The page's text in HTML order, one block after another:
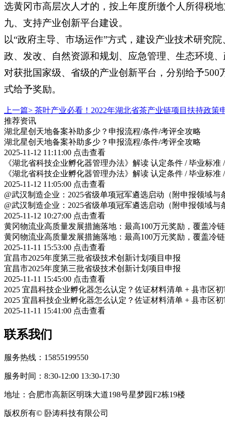
选黄冈市高层次人才的，按上年度所缴个人所得税
九、支持产业创新平台建设。
以“政府主导、市场运作”方式，建设产业技术研究
政、发改、自然资源和规划、应急管理、生态环境
对获批国家级、省级的产业创新平台，分别给予
式给予奖励。
上一篇> 茶叶产业必看！2022年湖北省茶产业链项目扶持政策
推荐资讯
湖北星创天地备案补助多少？申报流程/条件/考评全攻略
湖北星创天地备案补助多少？申报流程/条件/考评全攻略
2025-11-12 11:11:00 点击查看
《湖北省科技企业孵化器管理办法》解读 认定条件 / 毕业标准
《湖北省科技企业孵化器管理办法》解读 认定条件 / 毕业标准
2025-11-12 11:05:00 点击查看
@武汉制造企业：2025省级单项冠军遴选启动（附申报领域与
@武汉制造企业：2025省级单项冠军遴选启动（附申报领域与
2025-11-12 10:27:00 点击查看
黄冈物流业高质量发展措施落地：最高100万元奖励，覆盖冷
黄冈物流业高质量发展措施落地：最高100万元奖励，覆盖冷
2025-11-11 15:53:00 点击查看
宜昌市2025年度第三批省级技术创新计划项目申报
宜昌市2025年度第三批省级技术创新计划项目申报
2025-11-11 15:45:00 点击查看
2025 宜昌科技企业孵化器怎么认定？佐证材料清单 + 县市区
2025 宜昌科技企业孵化器怎么认定？佐证材料清单 + 县市区
2025-11-11 15:41:00 点击查看
联系我们
服务热线：15855199550
服务时间：8:30-12:00 13:30-17:30
地址：合肥市高新区明珠大道198号星梦园F2栋19楼
版权所有© 卧涛科技有限公司